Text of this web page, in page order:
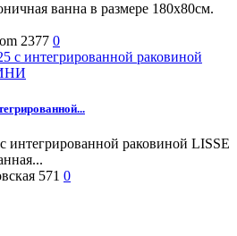
ванна в размере 180х80см.
2377 0
интегрированной раковиной LISSE
571 0